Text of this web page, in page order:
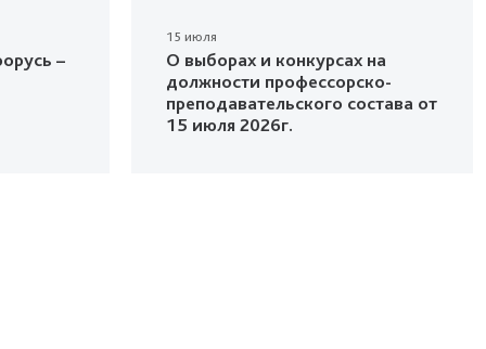
–
15 июля
О выборах и конкурсах на
должности профессорско-
преподавательского состава от
15 июля 2026г.